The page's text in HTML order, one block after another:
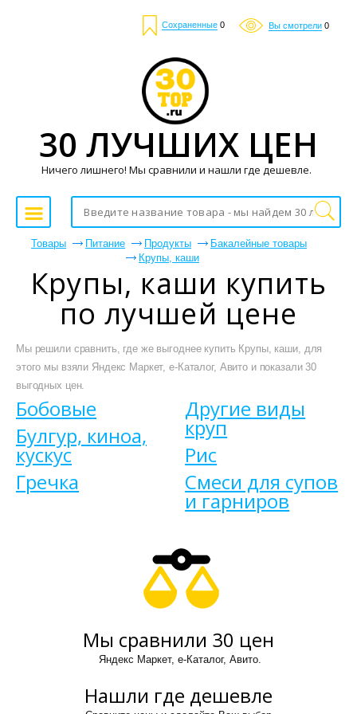
Сохраненные 0 Вы смотрели 0
Товары Питание Продукты
Бакалейные товары
Крупы, каши
Крупы, каши купить
по лучшей цене
Мы решили сравнить, где же выгоднее купить Крупы, каши, для
этого мы взяли Яндекс Маркет, е-Каталог, Авито и показали 30
выгодных цен.
Бобовые
Булгур, киноа,
кускус
Гречка
Другие виды
круп
Рис
Смеси для супов
и гарниров
Мы сравнили 30 цен
Яндекс Маркет, е-Каталог, Авито.
Нашли где дешевле
30 ЛУЧШИХ ЦЕН
Ничего лишнего! Мы сравнили и нашли где дешевле.